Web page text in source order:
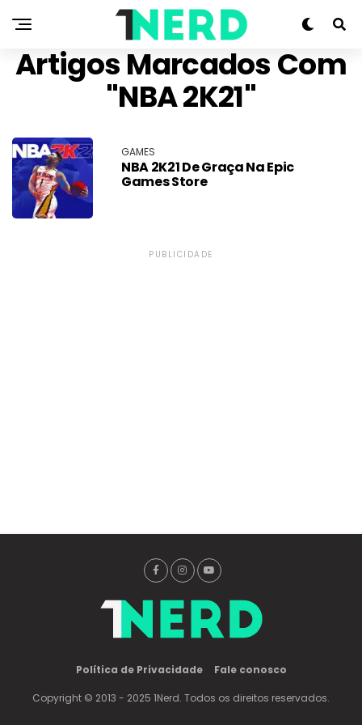
Artigos Marcados Com
"NBA 2K21"
GAMES
NBA 2K21 De Graça Na Epic
Games Store
PUBLICIDADE
Política de Privacidade Fale conosco
Copyright © 2013 - 2025 1Nerd. Todos os direitos reservados.